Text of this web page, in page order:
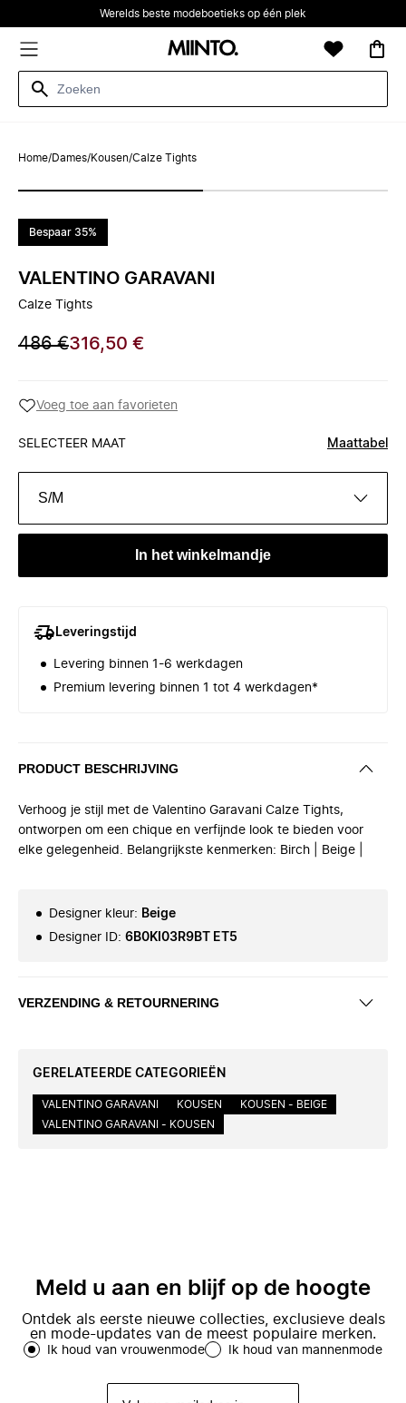
Werelds beste modeboetieks op één plek
Home/Dames/Kousen/Calze Tights
Bespaar 35%
VALENTINO GARAVANI
Calze Tights
486 €316,50 €
Voeg toe aan favorieten
SELECTEER MAAT Maattabel
S/M
In het winkelmandje
Leveringstijd
Levering binnen 1-6 werkdagen
Premium levering binnen 1 tot 4 werkdagen*
PRODUCT BESCHRIJVING
Verhoog je stijl met de Valentino Garavani Calze Tights,
ontworpen om een chique en verfijnde look te bieden voor
elke gelegenheid. Belangrijkste kenmerken: Birch | Beige |
Designer kleur: Beige
Designer ID: 6B0KI03R9BT ET5
VERZENDING & RETOURNERING
GERELATEERDE CATEGORIEËN
VALENTINO GARAVANI KOUSEN
KOUSEN - BEIGE
VALENTINO GARAVANI - KOUSEN
Meld u aan en blijf op de hoogte
Ontdek als eerste nieuwe collecties, exclusieve deals
en mode-updates van de meest populaire merken.
Ik houd van vrouwenmode Ik houd van mannenmode